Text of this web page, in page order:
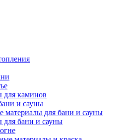
для каминов
и сауны
материалы для бани и сауны
для бани и сауны